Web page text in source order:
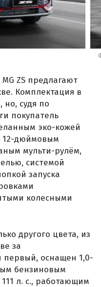
ZS предлагают
Комплектация в
но, судя по
покупатель
эко-кожей
12-дюймовым
мульти-рулём,
системой
запуска
колесными
другого цвета, из
за
первый, оснащен 1,0-
бензиновым
л. с., работающим